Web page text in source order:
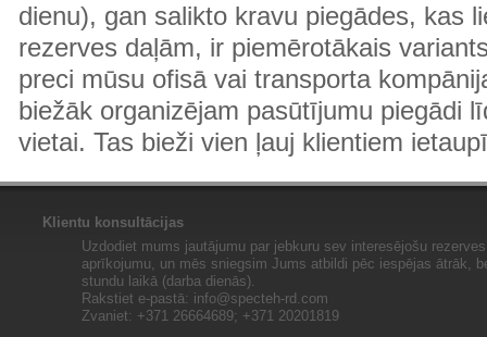
dienu), gan salikto kravu piegādes, kas
rezerves daļām, ir piemērotākais
preci mūsu ofisā vai transporta
biežāk organizējam pasūtījumu piegādi
vietai. Tas bieži vien ļauj klientiem
Klientu konsultācijas
Uzdodiet mums jautājumu par jebkuru sev interesējošu
aprīkojumu, un mēs sniegsim Jums atbildi pēc iespējas ātrāk,
stundu laikā (darba dienās).
Rakstiet e-pastā: info@specteh-rd.com
Zvaniet: +371 26664689; +371 20201819